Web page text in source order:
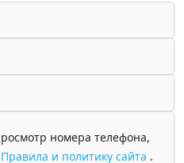
номера телефона,
Правила и политику сайта .